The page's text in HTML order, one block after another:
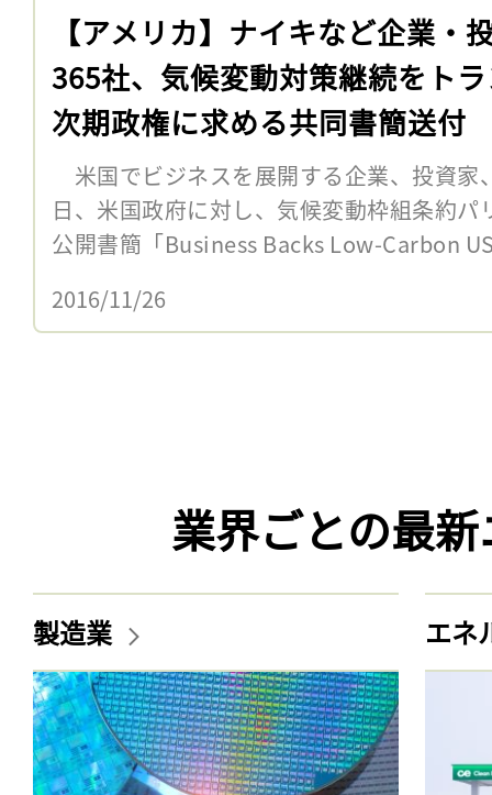
【アメリカ】ナイキなど企業・
365社、気候変動対策継続をト
次期政権に求める共同書簡送付
米国でビジネスを展開する企業、投資家
日、米国政府に対し、気候変動枠組条約
公開書簡「Business Backs Low-Carbon
2016/11/26
業界ごとの最
製造業 エネ